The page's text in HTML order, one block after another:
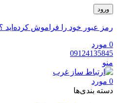
عبور خود را فراموش کرده‌اید ؟
بندی‌ها